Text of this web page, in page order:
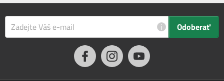
i Odoberať